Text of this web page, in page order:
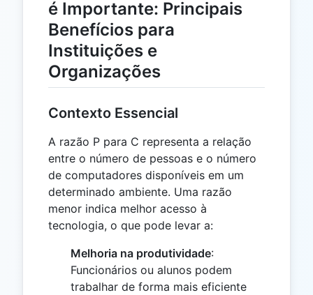
é Importante: Principais
Benefícios para
Instituições e
Organizações
Contexto Essencial
A razão P para C representa a relação
entre o número de pessoas e o número
de computadores disponíveis em um
determinado ambiente. Uma razão
menor indica melhor acesso à
tecnologia, o que pode levar a:
Melhoria na produtividade:
Funcionários ou alunos podem
trabalhar de forma mais eficiente